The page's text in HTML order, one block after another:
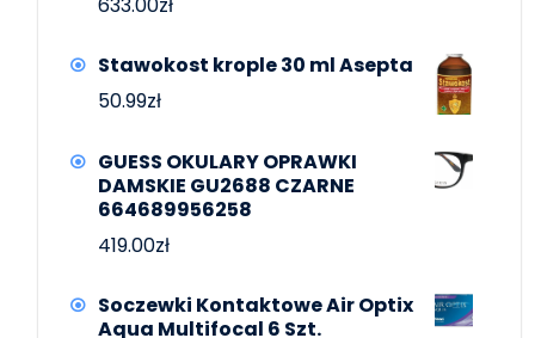
Stawokost krople 30 ml Asepta
50.99zł
GUESS OKULARY OPRAWKI
DAMSKIE GU2688 CZARNE
664689956258
419.00zł
Soczewki Kontaktowe Air Optix
Aqua Multifocal 6 Szt.